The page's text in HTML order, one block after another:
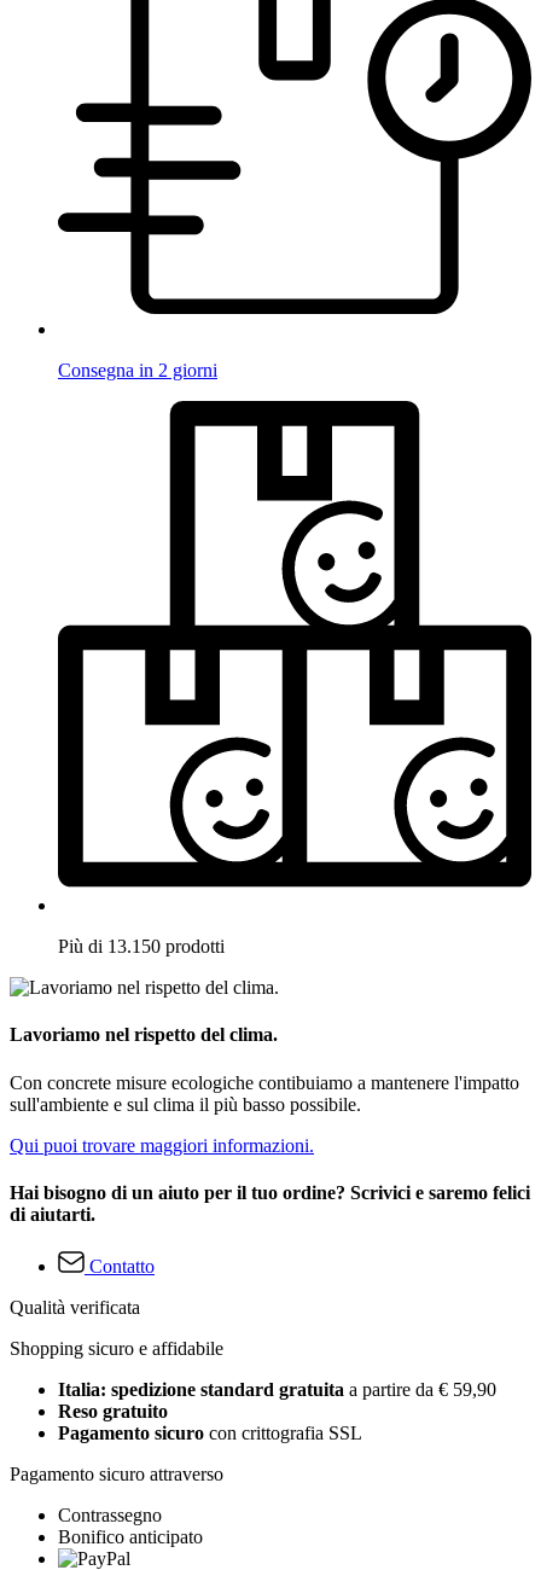
Consegna in 2 giorni
Più di 13.150 prodotti
Lavoriamo nel rispetto del clima.
Con concrete misure ecologiche contibuiamo a mantenere l'impatto
sull'ambiente e sul clima il più basso possibile.
Qui puoi trovare maggiori informazioni.
Hai bisogno di un aiuto per il tuo ordine? Scrivici e saremo felici
di aiutarti.
Contatto
Qualità verificata
Shopping sicuro e affidabile
Italia: spedizione standard gratuita a partire da € 59,90
Reso gratuito
Pagamento sicuro con crittografia SSL
Pagamento sicuro attraverso
Contrassegno
Bonifico anticipato